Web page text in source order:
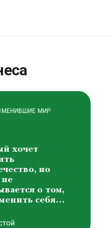
МИР
хочет
но
о том,
себя…